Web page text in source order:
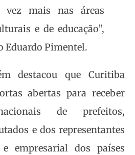
vez mais nas áreas
e de educação”,
Eduardo Pimentel.
destacou que Curitiba
abertas para receber
de prefeitos,
e dos representantes
empresarial dos países